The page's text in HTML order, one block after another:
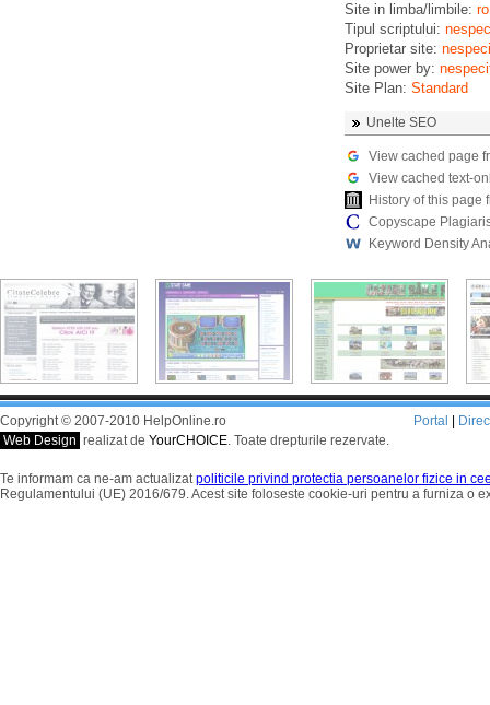
Site in limba/limbile: ro
Tipul scriptului:
Proprietar site:
Site power by:
Site Plan: Standard
Unelte SEO
View cached page
View cached text-
History of this page
Copyscape
Keyword Density
Copyright © 2007-2010 HelpOnline.ro
Web Design realizat de YourCHOICE. Toate drepturile rezervate.
Portal
Te informam ca ne-am actualizatpoliticile privind protectia persoanelor fizice in
Regulamentului (UE) 2016/679. Acest site foloseste cookie-uri pentru a furniza o